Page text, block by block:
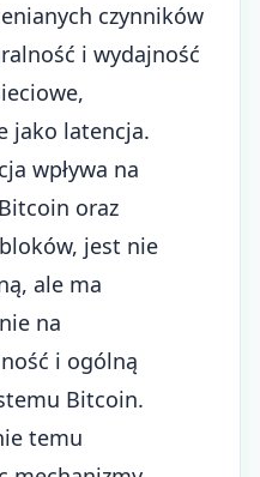
czynników
i wydajność
jako latencja.
wpływa na
oraz
jest nie
ale ma
na
i ogólną
Bitcoin.
temu